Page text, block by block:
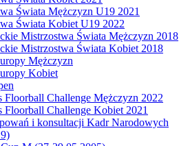
Świata Mężczyzn U19 2021
Świata Kobiet U19 2022
Mistrzostwa Świata Mężczyzn 2018
Mistrzostwa Świata Kobiet 2018
Mężczyzn
Kobiet
Floorball Challenge Mężczyzn 2022
Floorball Challenge Kobiet 2021
i konsultacji Kadr Narodowych